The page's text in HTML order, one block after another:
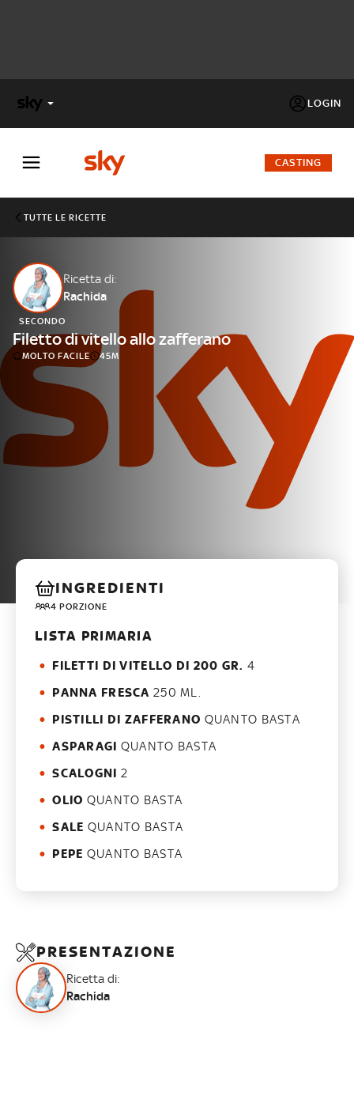
LOGIN
FACTOR
Cos’altro vedere:
PROGRAMMI SKY
Un mondo di offerte:
SKY.IT
NOW
CASTING
TUTTE LE RICETTE
Ricetta di:
Rachida
SECONDO
Filetto di vitello allo zafferano
MOLTO FACILE 45M
INGREDIENTI
4 PORZIONE
LISTA PRIMARIA
FILETTI DI VITELLO DI 200 GR. 4
PANNA FRESCA 250 ML.
PISTILLI DI ZAFFERANO QUANTO BASTA
ASPARAGI QUANTO BASTA
SCALOGNI 2
OLIO QUANTO BASTA
SALE QUANTO BASTA
PEPE QUANTO BASTA
PRESENTAZIONE
Ricetta di:
Rachida